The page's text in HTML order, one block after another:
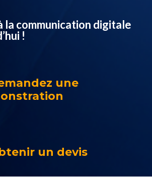
la communication digitale
!
une
un devis